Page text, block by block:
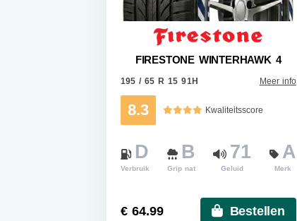
FIRESTONE WINTERHAWK 4
195 / 65 R 15 91H Meer info
8.3 Kwaliteitsscore
D
Verbruik
B
Grip nat
71
Geluid
A
Merk
€ 64.99 Bestellen